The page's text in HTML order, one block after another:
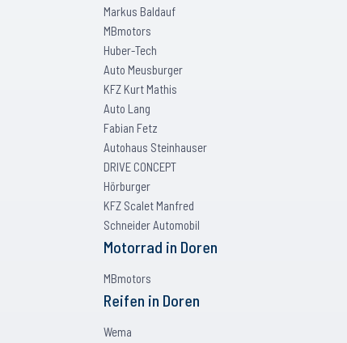
Markus Baldauf
MBmotors
Huber-Tech
Auto Meusburger
KFZ Kurt Mathis
Auto Lang
Fabian Fetz
Autohaus Steinhauser
DRIVE CONCEPT
Hörburger
KFZ Scalet Manfred
Schneider Automobil
Motorrad in Doren
MBmotors
Reifen in Doren
Wema